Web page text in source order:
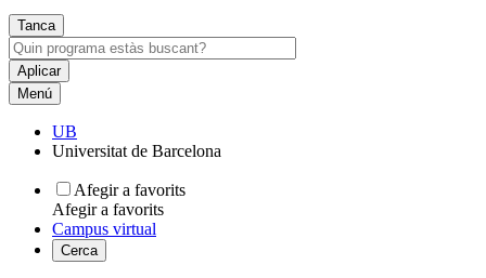
Tanca
Menú
UB
Universitat de Barcelona
Afegir a favorits
Afegir a favorits
Campus virtual
Cerca